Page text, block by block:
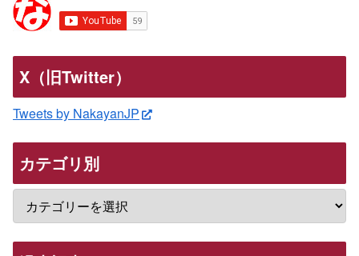
X（旧Twitter）
Tweets by NakayanJP
カテゴリ別